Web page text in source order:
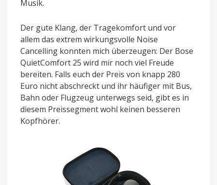
Musik.
Der gute Klang, der Tragekomfort und vor
allem das extrem wirkungsvolle Noise
Cancelling konnten mich überzeugen: Der Bose
QuietComfort 25 wird mir noch viel Freude
bereiten. Falls euch der Preis von knapp 280
Euro nicht abschreckt und ihr häufiger mit Bus,
Bahn oder Flugzeug unterwegs seid, gibt es in
diesem Preissegment wohl keinen besseren
Kopfhörer.